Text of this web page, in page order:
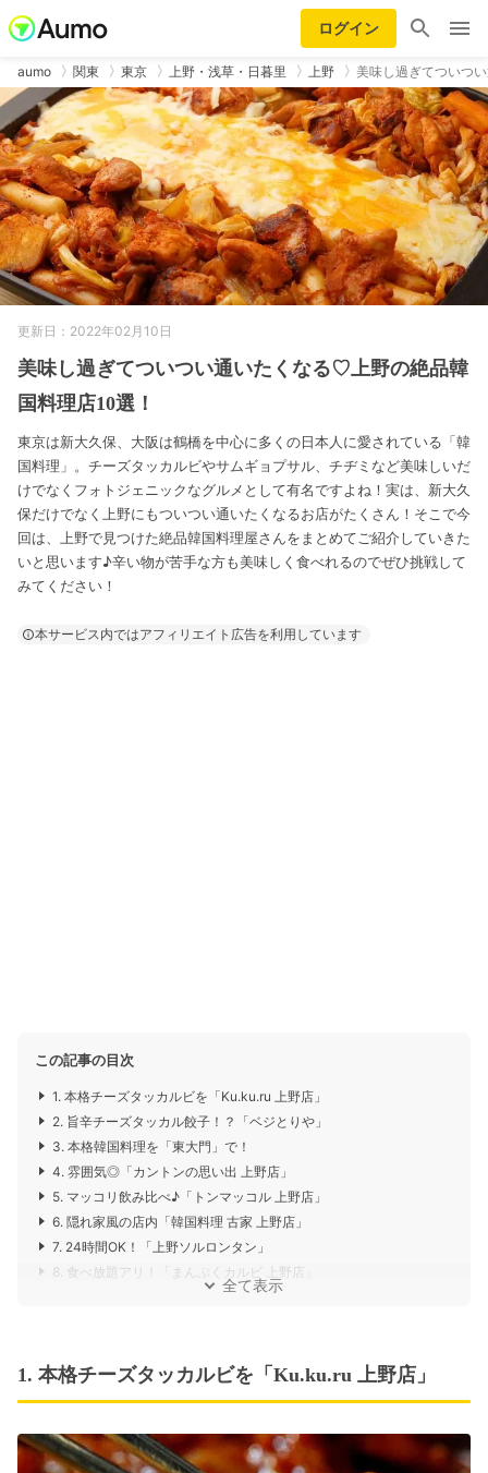
ログイン
aumo 関東 東京 上野・浅草・日暮里 上野 美味し過ぎてついつ
更新日：2022年02月10日
美味し過ぎてついつい通いたくなる♡上野の絶品韓
国料理店10選！
東京は新大久保、大阪は鶴橋を中心に多くの日本人に愛されている「韓
国料理」。チーズタッカルビやサムギョプサル、チヂミなど美味しいだ
けでなくフォトジェニックなグルメとして有名ですよね！実は、新大久
保だけでなく上野にもついつい通いたくなるお店がたくさん！そこで今
回は、上野で見つけた絶品韓国料理屋さんをまとめてご紹介していきた
いと思います♪辛い物が苦手な方も美味しく食べれるのでぜひ挑戦して
みてください！
本サービス内ではアフィリエイト広告を利用しています
この記事の目次
1. 本格チーズタッカルビを「Ku.ku.ru 上野店」
2. 旨辛チーズタッカル餃子！？「ベジとりや」
3. 本格韓国料理を「東大門」で！
4. 雰囲気◎「カントンの思い出 上野店」
5. マッコリ飲み比べ♪「トンマッコル 上野店」
6. 隠れ家風の店内「韓国料理 古家 上野店」
7. 24時間OK！「上野ソルロンタン」
8. 食べ放題アリ！「まんぷくカルビ 上野店」
全て表示
1. 本格チーズタッカルビを「Ku.ku.ru 上野店」